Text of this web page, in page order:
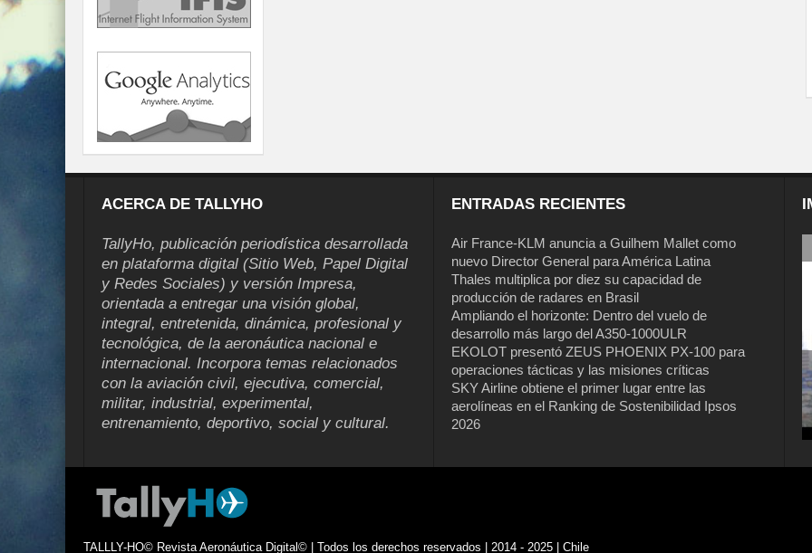
ACERCA DE TALLYHO
TallyHo, publicación periodística desarrollada
en plataforma digital (Sitio Web, Papel Digital
y Redes Sociales) y versión Impresa,
orientada a entregar una visión global,
integral, entretenida, dinámica, profesional y
tecnológica, de la aeronáutica nacional e
internacional. Incorpora temas relacionados
con la aviación civil, ejecutiva, comercial,
militar, industrial, experimental,
entrenamiento, deportivo, social y cultural.
ENTRADAS RECIENTES
Air France-KLM anuncia a Guilhem Mallet como
nuevo Director General para América Latina
Thales multiplica por diez su capacidad de
producción de radares en Brasil
Ampliando el horizonte: Dentro del vuelo de
desarrollo más largo del A350-1000ULR
EKOLOT presentó ZEUS PHOENIX PX-100 para
operaciones tácticas y las misiones críticas
SKY Airline obtiene el primer lugar entre las
aerolíneas en el Ranking de Sostenibilidad Ipsos
2026
TALLLY-HO© Revista Aeronáutica Digital© | Todos los derechos reservados | 2014 - 2025 | Chile